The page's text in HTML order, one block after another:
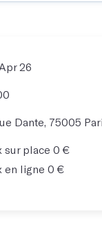
26
Dante, 75005
sur place 0 €
en ligne 0 €